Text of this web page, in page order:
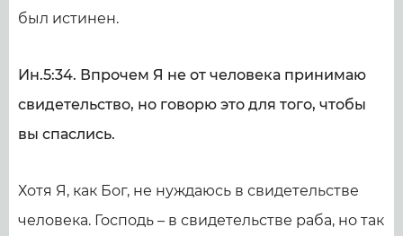
был истинен.
Ин.5:34. Впрочем Я не от человека принимаю
свидетельство, но говорю это для того, чтобы
вы спаслись.
Хотя Я, как Бог, не нуждаюсь в свидетельстве
человека. Господь – в свидетельстве раба, но так